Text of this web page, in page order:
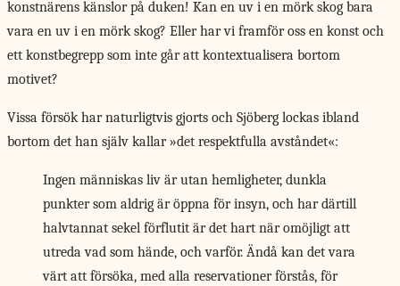
konstnärens känslor på duken! Kan en uv i en mörk skog bara
vara en uv i en mörk skog? Eller har vi framför oss en konst och
ett konstbegrepp som inte går att kontextualisera bortom
motivet?
Vissa försök har naturligtvis gjorts och Sjöberg lockas ibland
bortom det han själv kallar »det respektfulla avståndet«:
Ingen människas liv är utan hemligheter, dunkla
punkter som aldrig är öppna för insyn, och har därtill
halvtannat sekel förflutit är det hart när omöjligt att
utreda vad som hände, och varför. Ändå kan det vara
värt att försöka, med alla reservationer förstås, för